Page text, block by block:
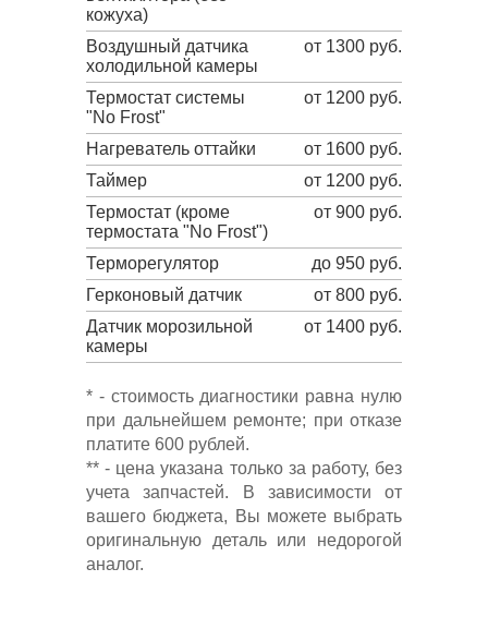
кожуха)
Воздушный датчика
холодильной камеры
от 1300 руб.
Термостат системы
"No Frost"
от 1200 руб.
Нагреватель оттайки
от 1600 руб.
Таймер
от 1200 руб.
Термостат (кроме
термостата "No Frost")
от 900 руб.
Терморегулятор
до 950 руб.
Герконовый датчик
от 800 руб.
Датчик морозильной
камеры
от 1400 руб.
* - стоимость диагностики равна нулю
при дальнейшем ремонте; при отказе
платите 600 рублей.
** - цена указана только за работу, без
учета запчастей. В зависимости от
вашего бюджета, Вы можете выбрать
оригинальную деталь или недорогой
аналог.